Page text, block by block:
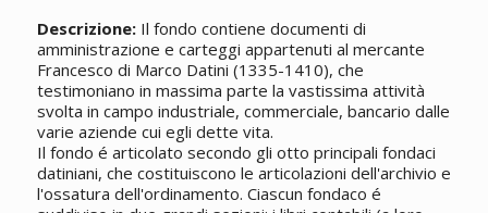
Descrizione:Il fondo contiene documenti di
amministrazione e carteggi appartenuti al mercante
Francesco di Marco Datini (1335-1410), che
testimoniano in massima parte la vastissima attività
svolta in campo industriale, commerciale, bancario dalle
varie aziende cui egli dette vita.
Il fondo é articolato secondo gli otto principali fondaci
datiniani, che costituiscono le articolazioni dell'archivio e
l'ossatura dell'ordinamento. Ciascun fondaco é